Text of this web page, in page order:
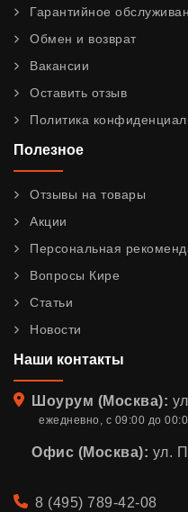
Гарантийное
Обмен и возврат
Вакансии
Оставить отзыв
Политика
Полезное
Отзывы на товары
Акции
Персональная
Вопросы Кире
Статьи
Новости
Наши контакты
Адрес
Шоурум (Москва):
ежедневно, с 09:00 до
Офис (Москва): ул.
Телефон
8 (495) 789-42-08